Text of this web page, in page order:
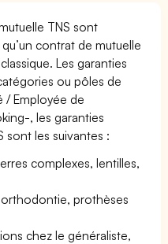
TNS sont
contrat de mutuelle
Les garanties
ou pôles de
/ Employée de
, les garanties
sont les suivantes :
complexes, lentilles,
prothèses
chez le généraliste,